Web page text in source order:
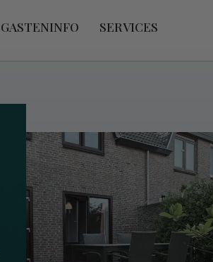
GASTENINFO
SERVICES